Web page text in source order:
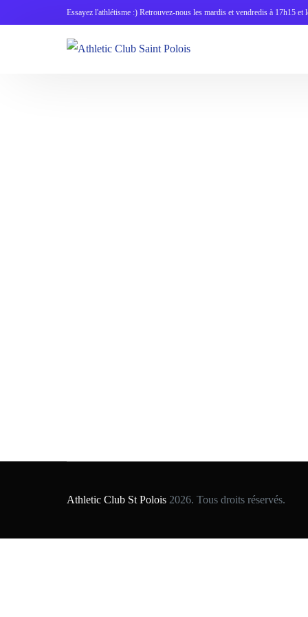
Essayez l'athlétisme :) Retrouvez-nous les mardis et vendredis à 17h15 et
Athletic Club St Polois 2026. Tous droits réservés.